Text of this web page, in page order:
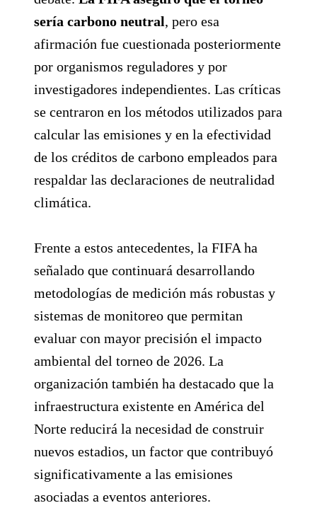
sería carbono neutral, pero esa
afirmación fue cuestionada posteriormente
por organismos reguladores y por
investigadores independientes. Las críticas
se centraron en los métodos utilizados para
calcular las emisiones y en la efectividad
de los créditos de carbono empleados para
respaldar las declaraciones de neutralidad
climática.
Frente a estos antecedentes, la FIFA ha
señalado que continuará desarrollando
metodologías de medición más robustas y
sistemas de monitoreo que permitan
evaluar con mayor precisión el impacto
ambiental del torneo de 2026. La
organización también ha destacado que la
infraestructura existente en América del
Norte reducirá la necesidad de construir
nuevos estadios, un factor que contribuyó
significativamente a las emisiones
asociadas a eventos anteriores.